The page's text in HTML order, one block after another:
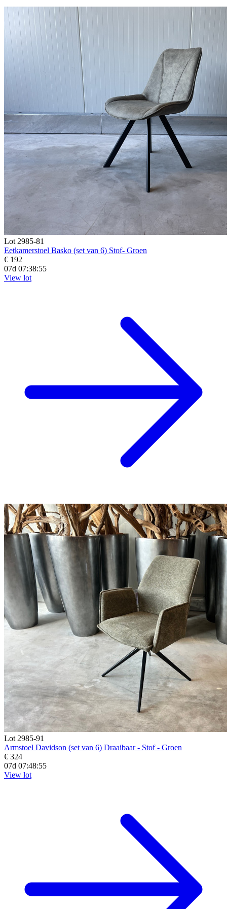
Lot 2985-81
Eetkamerstoel Basko (set van 6) Stof- Groen
€ 192
07d 07:38:55
View lot
Lot 2985-91
Armstoel Davidson (set van 6) Draaibaar - Stof - Groen
€ 324
07d 07:48:55
View lot